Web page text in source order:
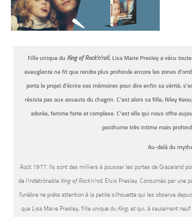
Fille unique du King of Rock’n’roll, Lisa Marie Presley a vécu
aveuglante ne fit que rendre plus profonde encore les zones
porta le projet d’écrire ses mémoires pour dire enfin sa vérité,
résista pas aux assauts du chagrin. C’est alors sa fille, Riley
adorée, femme forte et complexe. C’est elle qui nous offre
posthume très intime mais
Au-delà du
Août 1977. Ils sont des milliers à pousser les portes de Graceland
de l’indétrônable King of Rock’n’roll, Elvis Presley. Consumés par une
funèbre ne prête attention à la petite silhouette qui les observe
que Lisa Marie Presley, fille unique du King, et qui, à seulement